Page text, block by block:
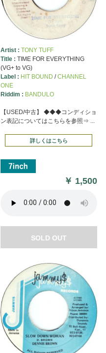
Artist : TONY TUFF
Title : TIME FOR EVERYTHING
(VG+ to VG)
Label : HIT BOUND /CHANNEL
ONE
Riddim : BANDULO
【USED/中古】 ◆◆◆コンディショ
ン表記についてはこちらを参照⇒ ...
詳しくはこちら
￥ 1,500
SOLD OUT